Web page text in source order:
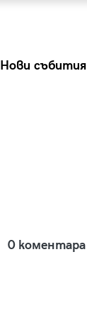
Нови събития
0 коментара